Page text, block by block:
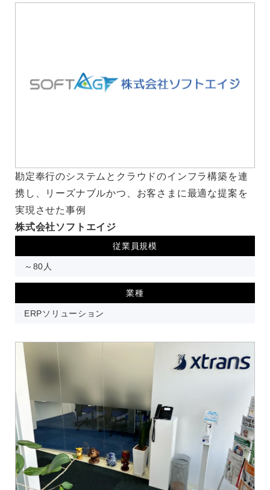
勘定奉行のシステムとクラウドのインフラ構築を連
携し、リーズナブルかつ、お客さまに最適な提案を
実現させた事例
株式会社ソフトエイジ
従業員規模
～80人
業種
ERPソリューション